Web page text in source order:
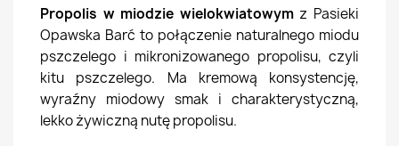
Propolis w miodzie wielokwiatowymz Pasieki
Opawska Barć to połączenie naturalnego miodu
pszczelego i mikronizowanego propolisu, czyli
kitu pszczelego. Ma kremową konsystencję,
wyraźny miodowy smak i charakterystyczną,
lekko żywiczną nutę propolisu.